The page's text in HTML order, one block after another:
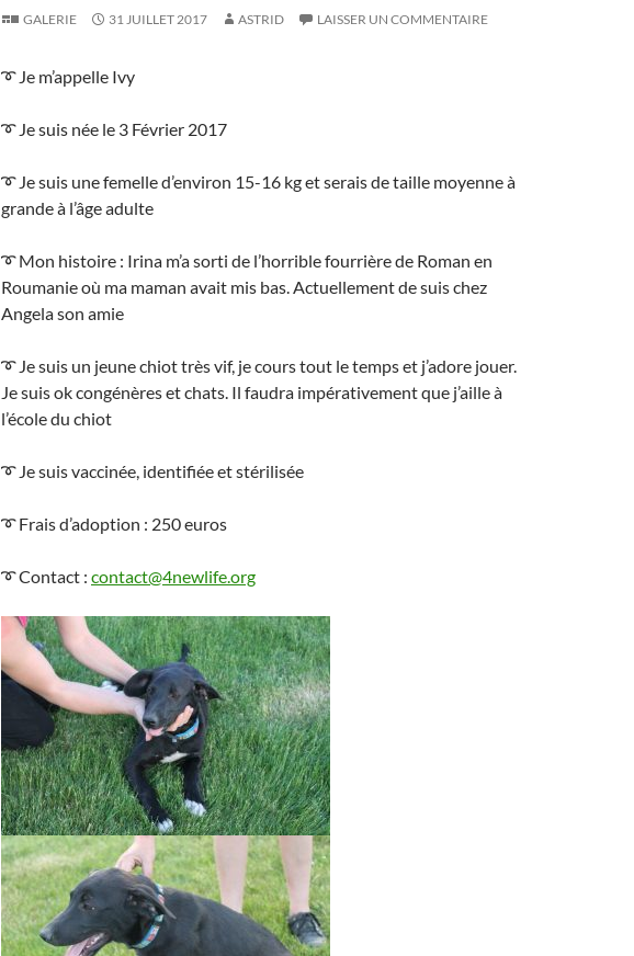
GALERIE 31 JUILLET 2017 ASTRID LAISSER UN COMMENTAIRE
➰ Je m’appelle Ivy
➰ Je suis née le 3 Février 2017
➰ Je suis une femelle d’environ 15-16 kg et serais de taille moyenne à
grande à l’âge adulte
➰ Mon histoire : Irina m’a sorti de l’horrible fourrière de Roman en
Roumanie où ma maman avait mis bas. Actuellement de suis chez
Angela son amie
➰ Je suis un jeune chiot très vif, je cours tout le temps et j’adore jouer.
Je suis ok congénères et chats. Il faudra impérativement que j’aille à
l’école du chiot
➰ Je suis vaccinée, identifiée et stérilisée
➰ Frais d’adoption : 250 euros
➰ Contact : contact@4newlife.org